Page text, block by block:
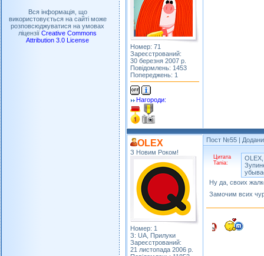
Вся інформація, що
використовується на сайті може
розповсюджуватися на умовах
ліцензіїCreative Commons
Attribution 3.0 License
Номер: 71
Зареєстрований:
30 березня 2007 р.
Повідомлень: 1453
Попереджень: 1
Нагороди:
OLEX
З Новим Роком!
Номер: 1
З: UA, Прилуки
Зареєстрований:
21 листопада 2006 р.
Пост №55 |
Цитата
Tania:
Ну да, своих
Замочим всих